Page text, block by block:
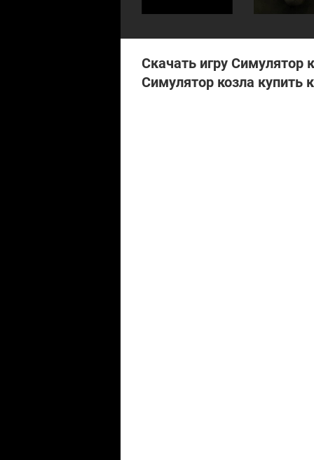
Скачать игру Симулятор
Симулятор козла купить